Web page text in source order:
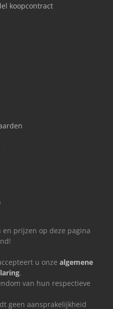
koopcontract
prijzen op deze pagina
u onze algemene
.
van hun respectieve
geen aansprakelijkheid